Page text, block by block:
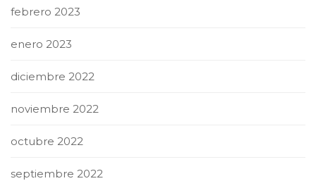
febrero 2023
enero 2023
diciembre 2022
noviembre 2022
octubre 2022
septiembre 2022